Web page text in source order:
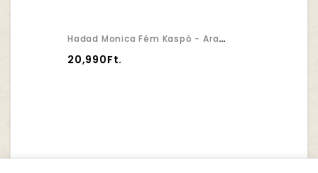
Hadad Monica Fém Kaspó - Arany 39,5x35cm
20,990Ft.